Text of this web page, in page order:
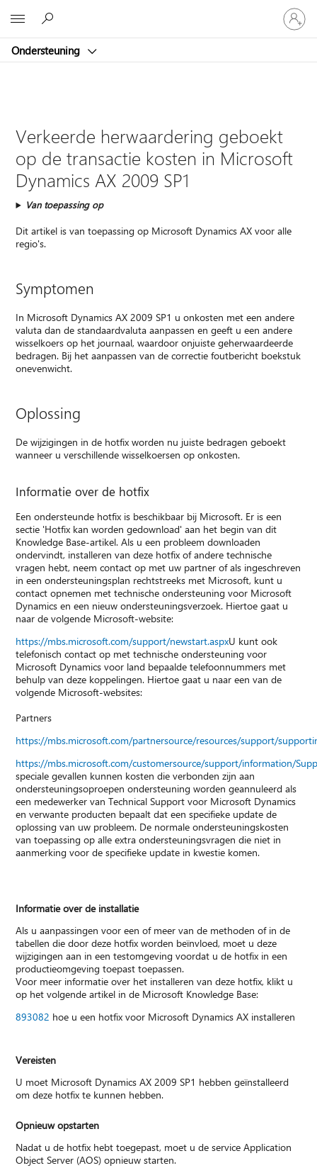
Ondersteuning
Meld
je
aan
je
Verkeerde herwaardering geboekt
op de transactie kosten in Microsoft
Dynamics AX 2009 SP1
Van toepassing op
Dit artikel is van toepassing op Microsoft Dynamics AX voor alle
regio's.
Symptomen
In Microsoft Dynamics AX 2009 SP1 u onkosten met een andere
valuta dan de standaardvaluta aanpassen en geeft u een andere
wisselkoers op het journaal, waardoor onjuiste geherwaardeerde
bedragen. Bij het aanpassen van de correctie foutbericht boekstuk
onevenwicht.
Oplossing
De wijzigingen in de hotfix worden nu juiste bedragen geboekt
wanneer u verschillende wisselkoersen op onkosten.
Informatie over de hotfix
Een ondersteunde hotfix is beschikbaar bij Microsoft. Er is een
sectie 'Hotfix kan worden gedownload' aan het begin van dit
Knowledge Base-artikel. Als u een probleem downloaden
ondervindt, installeren van deze hotfix of andere technische
vragen hebt, neem contact op met uw partner of als ingeschreven
in een ondersteuningsplan rechtstreeks met Microsoft, kunt u
contact opnemen met technische ondersteuning voor Microsoft
Dynamics en een nieuw ondersteuningsverzoek. Hiertoe gaat u
naar de volgende Microsoft-website:
https://mbs.microsoft.com/support/newstart.aspxU kunt ook
telefonisch contact op met technische ondersteuning voor
Microsoft Dynamics voor land bepaalde telefoonnummers met
behulp van deze koppelingen. Hiertoe gaat u naar een van de
volgende Microsoft-websites:
Partners
https://mbs.microsoft.com/partnersource/resources/support/
https://mbs.microsoft.com/customersource/support/information/
speciale gevallen kunnen kosten die verbonden zijn aan
ondersteuningsoproepen ondersteuning worden geannuleerd als
een medewerker van Technical Support voor Microsoft Dynamics
en verwante producten bepaalt dat een specifieke update de
oplossing van uw probleem. De normale ondersteuningskosten
van toepassing op alle extra ondersteuningsvragen die niet in
aanmerking voor de specifieke update in kwestie komen.
Informatie over de installatie
Als u aanpassingen voor een of meer van de methoden of in de
tabellen die door deze hotfix worden beïnvloed, moet u deze
wijzigingen aan in een testomgeving voordat u de hotfix in een
productieomgeving toepast toepassen.
Voor meer informatie over het installeren van deze hotfix, klikt u
op het volgende artikel in de Microsoft Knowledge Base:
893082 hoe u een hotfix voor Microsoft Dynamics AX installeren
Vereisten
U moet Microsoft Dynamics AX 2009 SP1 hebben geïnstalleerd
om deze hotfix te kunnen hebben.
Opnieuw opstarten
Nadat u de hotfix hebt toegepast, moet u de service Application
Object Server (AOS) opnieuw starten.